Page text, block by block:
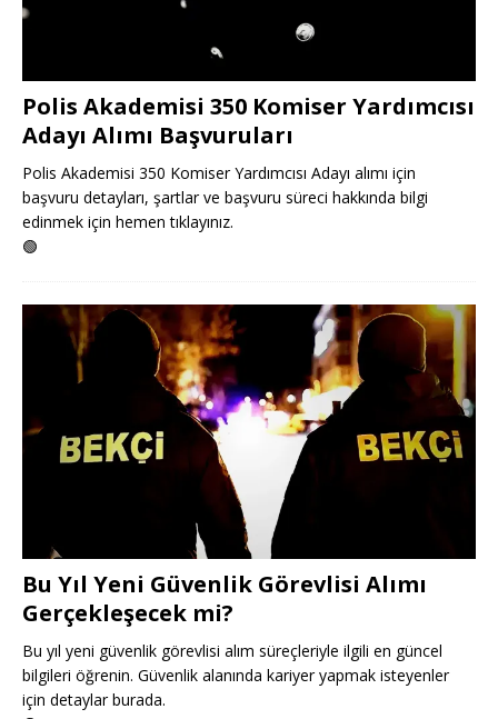
Polis Akademisi 350 Komiser Yardımcısı
Adayı Alımı Başvuruları
Polis Akademisi 350 Komiser Yardımcısı Adayı alımı için
başvuru detayları, şartlar ve başvuru süreci hakkında bilgi
edinmek için hemen tıklayınız.
🟢
Bu Yıl Yeni Güvenlik Görevlisi Alımı
Gerçekleşecek mi?
Bu yıl yeni güvenlik görevlisi alım süreçleriyle ilgili en güncel
bilgileri öğrenin. Güvenlik alanında kariyer yapmak isteyenler
için detaylar burada.